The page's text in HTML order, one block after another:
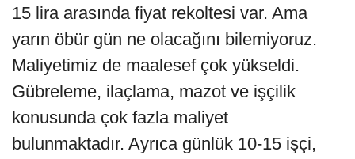
15 lira arasında fiyat rekoltesi var. Ama
yarın öbür gün ne olacağını bilemiyoruz.
Maliyetimiz de maalesef çok yükseldi.
Gübreleme, ilaçlama, mazot ve işçilik
konusunda çok fazla maliyet
bulunmaktadır. Ayrıca günlük 10-15 işçi,